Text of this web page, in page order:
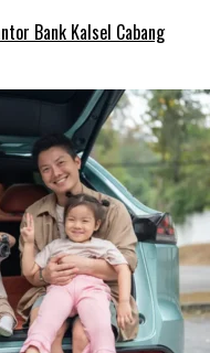
Bank Kalsel Cabang